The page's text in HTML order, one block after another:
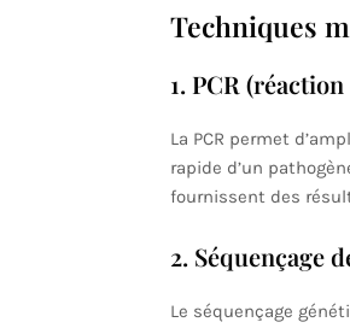
Techniques
1. PCR
La PCR permet
rapide d’un
fournissent des
2. Séquençage
Le séquençage